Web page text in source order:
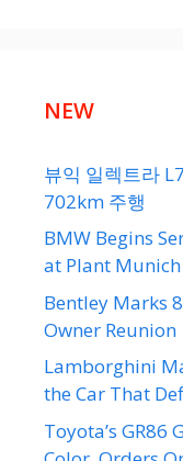
NEW
뷰익 일렉트라
702km 주행
BMW Begins
at Plant Munich
Bentley Marks
Owner Reunion
Lamborghini
the Car That
Toyota’s GR86